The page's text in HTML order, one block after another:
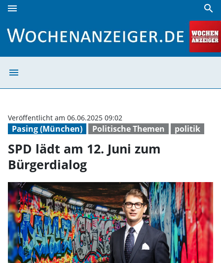
menu search
menu
Pasing (München) Politische Themen politik
Veröffentlicht am 06.06.2025 09:02
SPD lädt am 12. Juni zum
Bürgerdialog